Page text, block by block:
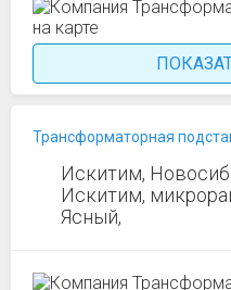
Трансформаторная
Искитим,
Искитим,
Ясный,